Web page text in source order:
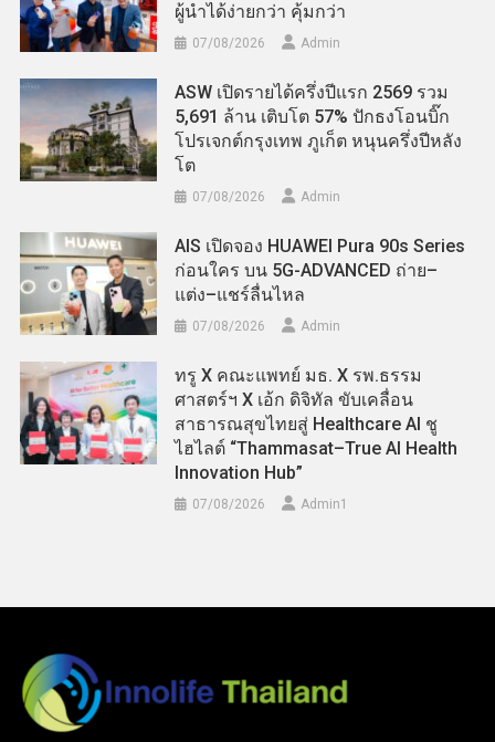
ผู้นำได้ง่ายกว่า คุ้มกว่า
07/08/2026 Admin
ASW เปิดรายได้ครึ่งปีแรก 2569 รวม
5,691 ล้าน เติบโต 57% ปักธงโอนบิ๊ก
โปรเจกต์กรุงเทพ ภูเก็ต หนุนครึ่งปีหลัง
โต
07/08/2026 Admin
AIS เปิดจอง HUAWEI Pura 90s Series
ก่อนใคร บน 5G-ADVANCED ถ่าย–
แต่ง–แชร์ลื่นไหล
07/08/2026 Admin
ทรู X คณะแพทย์ มธ. X รพ.ธรรม
ศาสตร์ฯ X เอ้ก ดิจิทัล ขับเคลื่อน
สาธารณสุขไทยสู่ Healthcare AI ชู
ไฮไลต์ “Thammasat–True AI Health
Innovation Hub”
07/08/2026 Admin​1